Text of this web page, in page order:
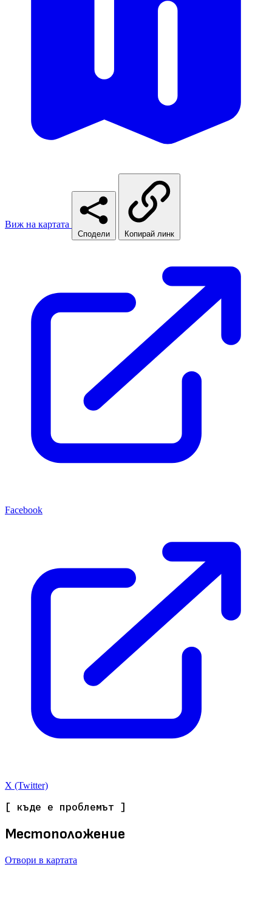
Виж на картата
Сподели Копирай линк
Facebook
X (Twitter)
[ къде е проблемът ]
Местоположение
Отвори в картата